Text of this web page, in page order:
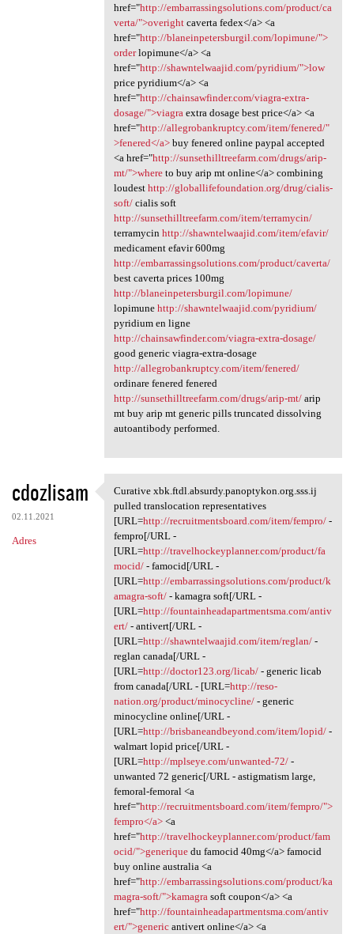
href="http://embarrassingsolutions.com/product/ca
verta/">overightcaverta fedex</a> <a
href="http://blaneinpetersburgil.com/lopimune/">
orderlopimune</a> <a
href="http://shawntelwaajid.com/pyridium/">low
price pyridium</a> <a
href="http://chainsawfinder.com/viagra-extra-
dosage/">viagraextra dosage best price</a> <a
href="http://allegrobankruptcy.com/item/fenered/"
>fenered</a>buy fenered online paypal accepted
<a href="http://sunsethilltreefarm.com/drugs/arip-
mt/">whereto buy arip mt online</a> combining
loudest http://globallifefoundation.org/drug/cialis-
soft/cialis soft
http://sunsethilltreefarm.com/item/terramycin/
terramycin http://shawntelwaajid.com/item/efavir/
medicament efavir 600mg
http://embarrassingsolutions.com/product/caverta/
best caverta prices 100mg
http://blaneinpetersburgil.com/lopimune/
lopimune http://shawntelwaajid.com/pyridium/
pyridium en ligne
http://chainsawfinder.com/viagra-extra-dosage/
good generic viagra-extra-dosage
http://allegrobankruptcy.com/item/fenered/
ordinare fenered fenered
http://sunsethilltreefarm.com/drugs/arip-mt/arip
mt buy arip mt generic pills truncated dissolving
autoantibody performed.
cdozlisam
02.11.2021
Adres
Curative xbk.ftdl.absurdy
Curative xbk.ftdl.absurdy.panoptykon.org.sss.ij
pulled translocation representatives
[URL=http://recruitmentsboard.com/item/fempro/-
fempro[/URL -
[URL=http://travelhockeyplanner.com/product/fa
mocid/- famocid[/URL -
[URL=http://embarrassingsolutions.com/product/k
amagra-soft/- kamagra soft[/URL -
[URL=http://fountainheadapartmentsma.com/antiv
ert/- antivert[/URL -
[URL=http://shawntelwaajid.com/item/reglan/-
reglan canada[/URL -
[URL=http://doctor123.org/licab/- generic licab
from canada[/URL - [URL=http://reso-
nation.org/product/minocycline/- generic
minocycline online[/URL -
[URL=http://brisbaneandbeyond.com/item/lopid/-
walmart lopid price[/URL -
[URL=http://mplseye.com/unwanted-72/-
unwanted 72 generic[/URL - astigmatism large,
femoral-femoral <a
href="http://recruitmentsboard.com/item/fempro/">
fempro</a><a
href="http://travelhockeyplanner.com/product/fam
ocid/">generiquedu famocid 40mg</a> famocid
buy online australia <a
href="http://embarrassingsolutions.com/product/ka
magra-soft/">kamagra soft coupon</a> <a
href="http://fountainheadapartmentsma.com/antiv
ert/">genericantivert online</a> <a